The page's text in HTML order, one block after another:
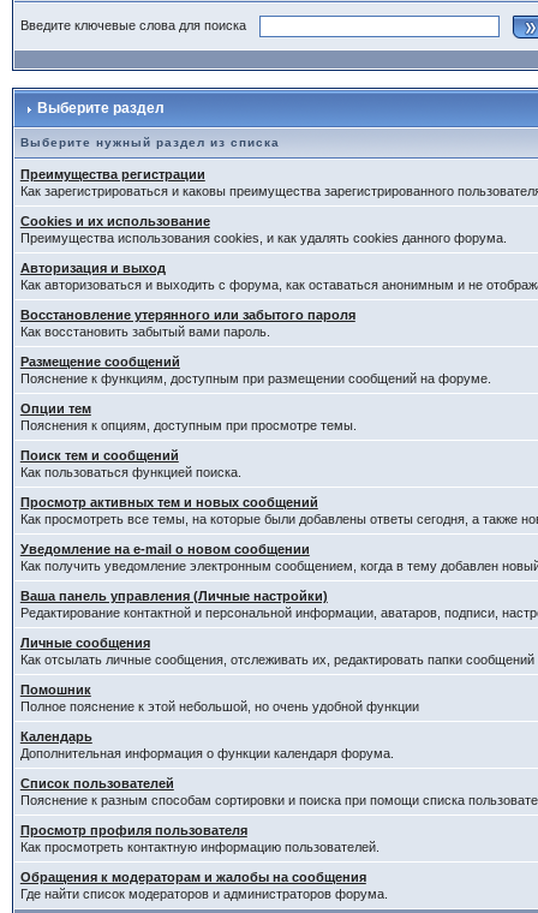
Введите ключевые слова для поиска
Выберите раздел
Выберите нужный раздел из списка
Преимущества регистрации
Как зарегистрироваться и каковы преимущества зарегистрированного
Cookies и их использование
Преимущества использования cookies, и как удалять cookies данного форума.
Авторизация и выход
Как авторизоваться и выходить с форума, как оставаться анонимным и не
Восстановление утерянного или забытого пароля
Как восстановить забытый вами пароль.
Размещение сообщений
Пояснение к функциям, доступным при размещении сообщений на форуме.
Опции тем
Пояснения к опциям, доступным при просмотре темы.
Поиск тем и сообщений
Как пользоваться функцией поиска.
Просмотр активных тем и новых сообщений
Как просмотреть все темы, на которые были добавлены ответы сегодня, а также
Уведомление на е-mail о новом сообщении
Как получить уведомление электронным сообщением, когда в тему добавлен
Ваша панель управления (Личные настройки)
Редактирование контактной и персональной информации, аватаров, подписи,
Личные сообщения
Как отсылать личные сообщения, отслеживать их, редактировать папки
Помошник
Полное пояснение к этой небольшой, но очень удобной функции
Календарь
Дополнительная информация о функции календаря форума.
Список пользователей
Пояснение к разным способам сортировки и поиска при помощи списка
Просмотр профиля пользователя
Как просмотреть контактную информацию пользователей.
Обращения к модераторам и жалобы на сообщения
Где найти список модераторов и администраторов форума.